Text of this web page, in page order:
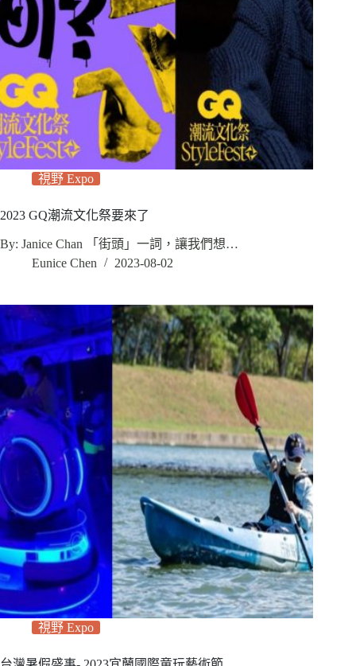
視野 Expo
2023 GQ潮流文化祭要來了
By: Janice Chan 「街頭」一詞，讓我們想…
Eunice Chen
2023-08-02
視野 Expo